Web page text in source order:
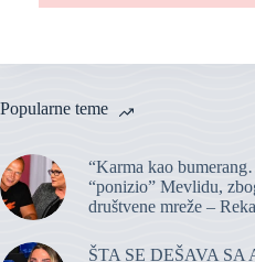
Popularne teme
“Karma kao
“ponizio” Mevlidu,
društvene mreže –
ŠTA SE DEŠAVA SA